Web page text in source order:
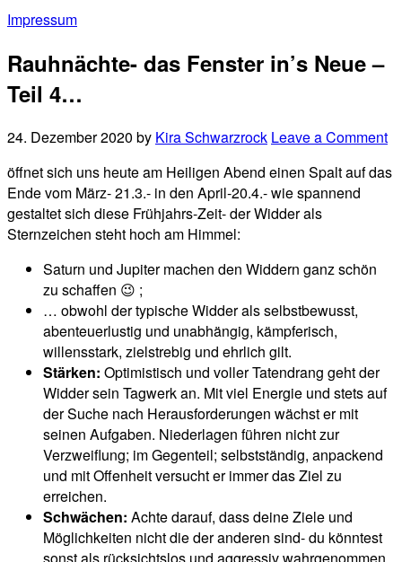
Impressum
Rauhnächte- das Fenster in’s Neue –
Teil 4…
24. Dezember 2020 by Kira Schwarzrock Leave a Comment
öffnet sich uns heute am Heiligen Abend einen Spalt auf das
Ende vom März- 21.3.- in den April-20.4.- wie spannend
gestaltet sich diese Frühjahrs-Zeit- der Widder als
Sternzeichen steht hoch am Himmel:
Saturn und Jupiter machen den Widdern ganz schön
zu schaffen 😉 ;
… obwohl der typische Widder als selbstbewusst,
abenteuerlustig und unabhängig, kämpferisch,
willensstark, zielstrebig und ehrlich gilt.
Stärken: Optimistisch und voller Tatendrang geht der
Widder sein Tagwerk an. Mit viel Energie und stets auf
der Suche nach Herausforderungen wächst er mit
seinen Aufgaben. Niederlagen führen nicht zur
Verzweiflung; im Gegenteil; selbstständig, anpackend
und mit Offenheit versucht er immer das Ziel zu
erreichen.
Schwächen: Achte darauf, dass deine Ziele und
Möglichkeiten nicht die der anderen sind- du könntest
sonst als rücksichtslos und aggressiv wahrgenommen